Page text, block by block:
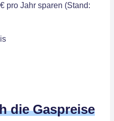
pro Jahr sparen (Stand:
die Gaspreise